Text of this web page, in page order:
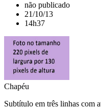
não publicado
21/10/13
14h37
Chapéu
Subtítulo em três linhas com